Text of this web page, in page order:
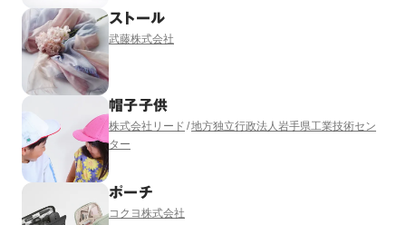
ストール
武藤株式会社
帽子子供
株式会社リード 地方独立行政法人岩手県工業技術セン
ター
ポーチ
コクヨ株式会社